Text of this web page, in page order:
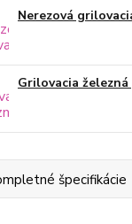
Nerezová
Grilovacia železná
špecifikácie